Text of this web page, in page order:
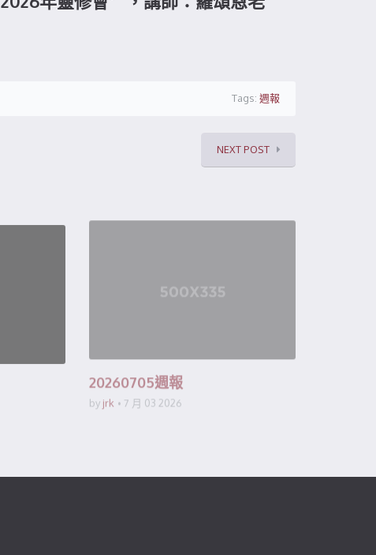
Tags: 週報
NEXT POST
20260705週報
byjrk 7 月 03 2026